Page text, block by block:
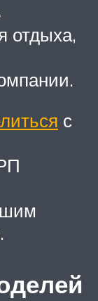
отдыха,
с